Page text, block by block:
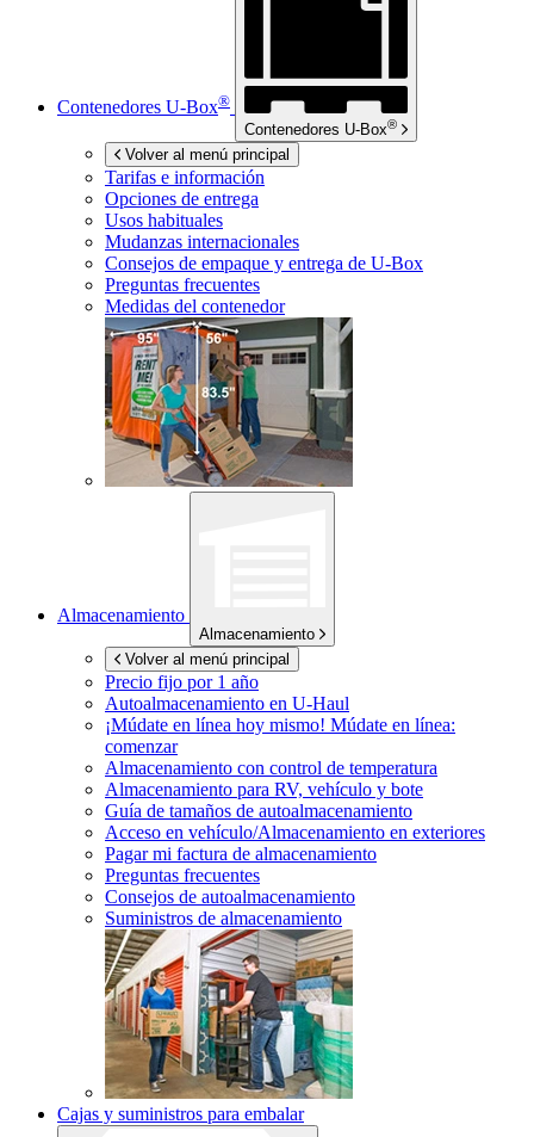
Contenedores U-Box®
Contenedores U-Box®
Volver al menú principal
Tarifas e información
Opciones de entrega
Usos habituales
Mudanzas internacionales
Consejos de empaque y entrega de U-Box
Preguntas frecuentes
Medidas del contenedor
Almacenamiento
Almacenamiento
Volver al menú principal
Precio fijo por 1 año
Autoalmacenamiento en U-Haul
¡Múdate en línea hoy mismo! Múdate en línea:
comenzar
Almacenamiento con control de temperatura
Almacenamiento para RV, vehículo y bote
Guía de tamaños de autoalmacenamiento
Acceso en vehículo/Almacenamiento en exteriores
Pagar mi factura de almacenamiento
Preguntas frecuentes
Consejos de autoalmacenamiento
Suministros de almacenamiento
Cajas y suministros para embalar